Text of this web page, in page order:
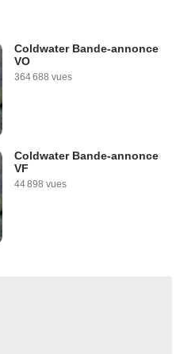
Coldwater Bande-annonce
VO
364 688 vues
Coldwater Bande-annonce
VF
44 898 vues